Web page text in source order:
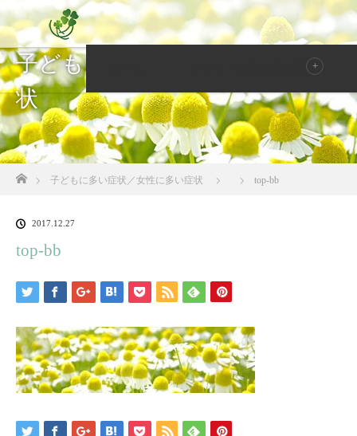
子ども・女性に多い症状
子どもに多い症状／女性に多い症
状
ホーム
子どもに多い症状／女性に多い症状 top-bb
2017.12.27
top-bb